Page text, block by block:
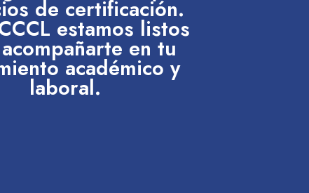
de certificación.
estamos listos
en tu
académico y
laboral.